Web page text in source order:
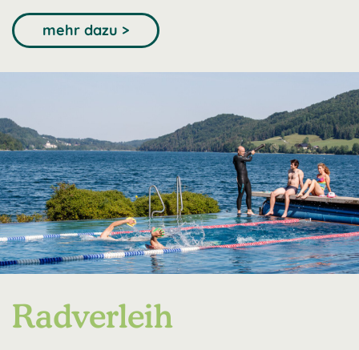
mehr dazu >
Radverleih